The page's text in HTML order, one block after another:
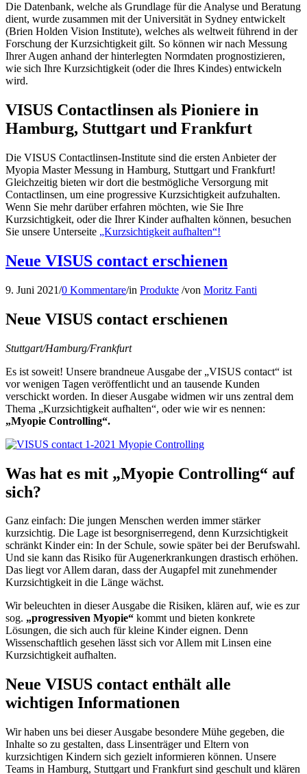
Die Datenbank, welche als Grundlage für die Analyse und Beratung
dient, wurde zusammen mit der Universität in Sydney entwickelt
(Brien Holden Vision Institute), welches als weltweit führend in der
Forschung der Kurzsichtigkeit gilt. So können wir nach Messung
Ihrer Augen anhand der hinterlegten Normdaten prognostizieren,
wie sich Ihre Kurzsichtigkeit (oder die Ihres Kindes) entwickeln
wird.
VISUS Contactlinsen als Pioniere in
Hamburg, Stuttgart und Frankfurt
Die VISUS Contactlinsen-Institute sind die ersten Anbieter der
Myopia Master Messung in Hamburg, Stuttgart und Frankfurt!
Gleichzeitig bieten wir dort die bestmögliche Versorgung mit
Contactlinsen, um eine progressive Kurzsichtigkeit aufzuhalten.
Wenn Sie mehr darüber erfahren möchten, wie Sie Ihre
Kurzsichtigkeit, oder die Ihrer Kinder aufhalten können, besuchen
Sie unsere Unterseite „Kurzsichtigkeit aufhalten“!
Neue VISUS contact erschienen
9. Juni 2021/0 Kommentare/in Produkte /von Moritz Fanti
Neue VISUS contact erschienen
Stuttgart/Hamburg/Frankfurt
Es ist soweit! Unsere brandneue Ausgabe der „VISUS contact“ ist
vor wenigen Tagen veröffentlicht und an tausende Kunden
verschickt worden. In dieser Ausgabe widmen wir uns zentral dem
Thema „Kurzsichtigkeit aufhalten“, oder wie wir es nennen:
„Myopie Controlling“.
Was hat es mit „Myopie Controlling“ auf
sich?
Ganz einfach: Die jungen Menschen werden immer stärker
kurzsichtig. Die Lage ist besorgniserregend, denn Kurzsichtigkeit
schränkt Kinder ein: In der Schule, sowie später bei der Berufswahl.
Und sie kann das Risiko für Augenerkrankungen drastisch erhöhen.
Das liegt vor Allem daran, dass der Augapfel mit zunehmender
Kurzsichtigkeit in die Länge wächst.
Wir beleuchten in dieser Ausgabe die Risiken, klären auf, wie es zur
sog. „progressiven Myopie“ kommt und bieten konkrete
Lösungen, die sich auch für kleine Kinder eignen. Denn
Wissenschaftlich gesehen lässt sich vor Allem mit Linsen eine
Kurzsichtigkeit aufhalten.
Neue VISUS contact enthält alle
wichtigen Informationen
Wir haben uns bei dieser Ausgabe besondere Mühe gegeben, die
Inhalte so zu gestalten, dass Linsenträger und Eltern von
kurzsichtigen Kindern sich gezielt informieren können. Unsere
Teams in Hamburg, Stuttgart und Frankfurt sind geschult und klären